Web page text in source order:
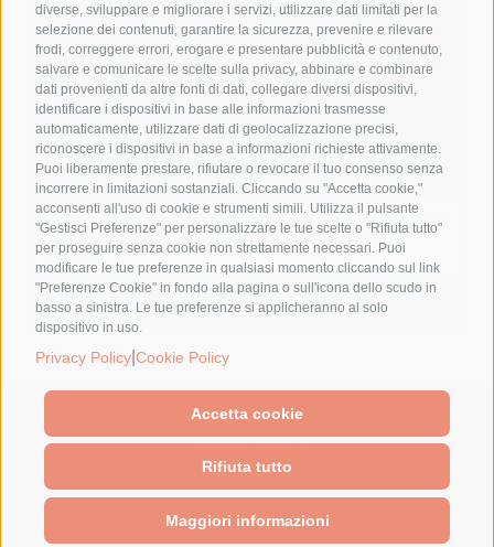
diverse, sviluppare e migliorare i servizi, utilizzare dati limitati per la
selezione dei contenuti, garantire la sicurezza, prevenire e rilevare
frodi, correggere errori, erogare e presentare pubblicità e contenuto,
salvare e comunicare le scelte sulla privacy, abbinare e combinare
dati provenienti da altre fonti di dati, collegare diversi dispositivi,
identificare i dispositivi in base alle informazioni trasmesse
automaticamente, utilizzare dati di geolocalizzazione precisi,
riconoscere i dispositivi in base a informazioni richieste attivamente.
Puoi liberamente prestare, rifiutare o revocare il tuo consenso senza
incorrere in limitazioni sostanziali. Cliccando su "Accetta cookie,"
acconsenti all'uso di cookie e strumenti simili. Utilizza il pulsante
"Gestisci Preferenze" per personalizzare le tue scelte o "Rifiuta tutto"
per proseguire senza cookie non strettamente necessari. Puoi
modificare le tue preferenze in qualsiasi momento cliccando sul link
"Preferenze Cookie" in fondo alla pagina o sull'icona dello scudo in
basso a sinistra. Le tue preferenze si applicheranno al solo
dispositivo in uso.
Privacy Policy Cookie Policy
Accetta cookie
Rifiuta tutto
Maggiori informazioni
Le Vettovaglie Magazine – ottobre 25
5,00€
Aggiungi al carrello
© 2023 - Pubblicato da Elena Alquati - area comunicazione e
direzione artistica
Sede Legale: Via Val di Ledro, 11 - 20162 Milano - Sede
Operativa: Via Marconi, 50 - 27030 Rosasco (PV)
Partita Iva 12409240962 - Privacy Policy